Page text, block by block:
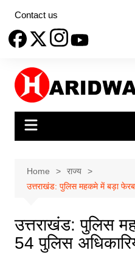
content
Contact us
Home
राज्य
उत्तराखंड: पुलिस महकमे में बड़ा
उत्तराखंड: पुलिस
54 पुलिस